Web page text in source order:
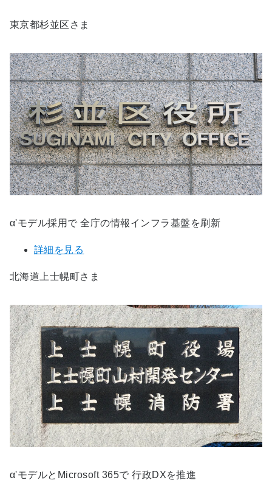
東京都杉並区さま
α'モデル採用で 全庁の情報インフラ基盤を刷新
詳細を見る
北海道上士幌町さま
α'モデルとMicrosoft 365で 行政DXを推進